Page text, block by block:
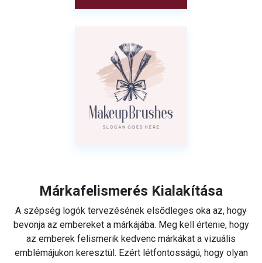
Márkafelismerés Kialakítása
A szépség logók tervezésének elsődleges oka az, hogy
bevonja az embereket a márkájába. Meg kell értenie, hogy
az emberek felismerik kedvenc márkákat a vizuális
emblémájukon keresztül. Ezért létfontosságú, hogy olyan